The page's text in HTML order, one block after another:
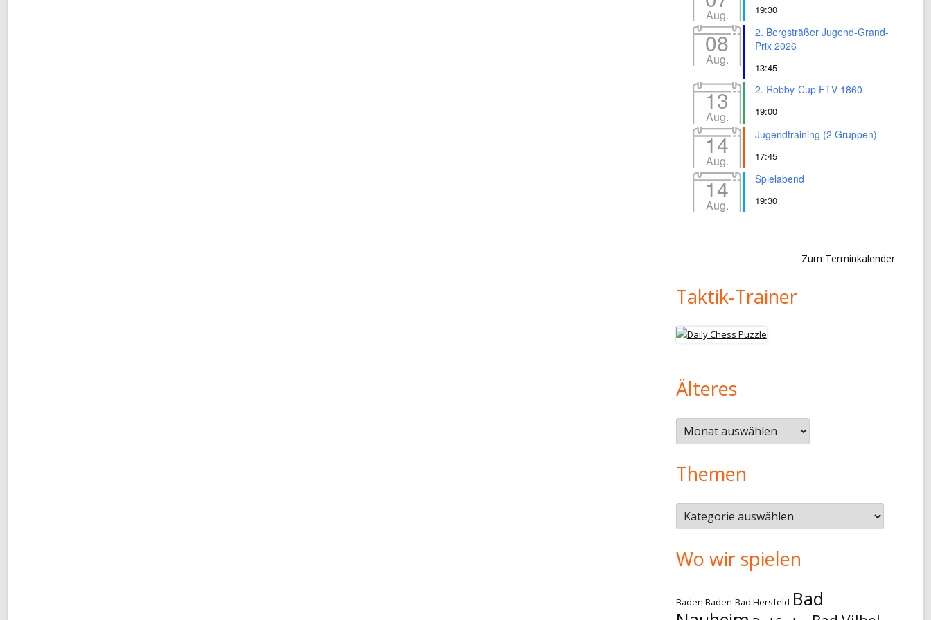
Aug. 19:30
08
Aug.
2. Bergsträßer Jugend-Grand-
Prix 2026
13:45
13
Aug.
2. Robby-Cup FTV 1860
19:00
14
Aug.
Jugendtraining (2 Gruppen)
17:45
14
Aug.
Spielabend
19:30
Zum Terminkalender
Taktik-Trainer
Älteres
Älteres
Themen
Themen
Wo wir spielen
Baden Baden Bad Hersfeld Bad